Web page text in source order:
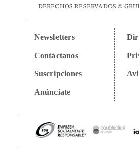
DERECHOS RESERVADOS ©
Newsletters
Contáctanos
Suscripciones
Anúnciate